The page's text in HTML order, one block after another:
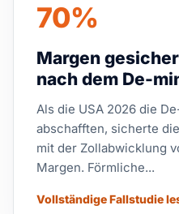
70%
Margen
nach dem De-
Als die USA 2026 die
abschafften, sicherte
mit der Zollabwicklung
Margen. Förmliche...
Vollständige Fallstudie